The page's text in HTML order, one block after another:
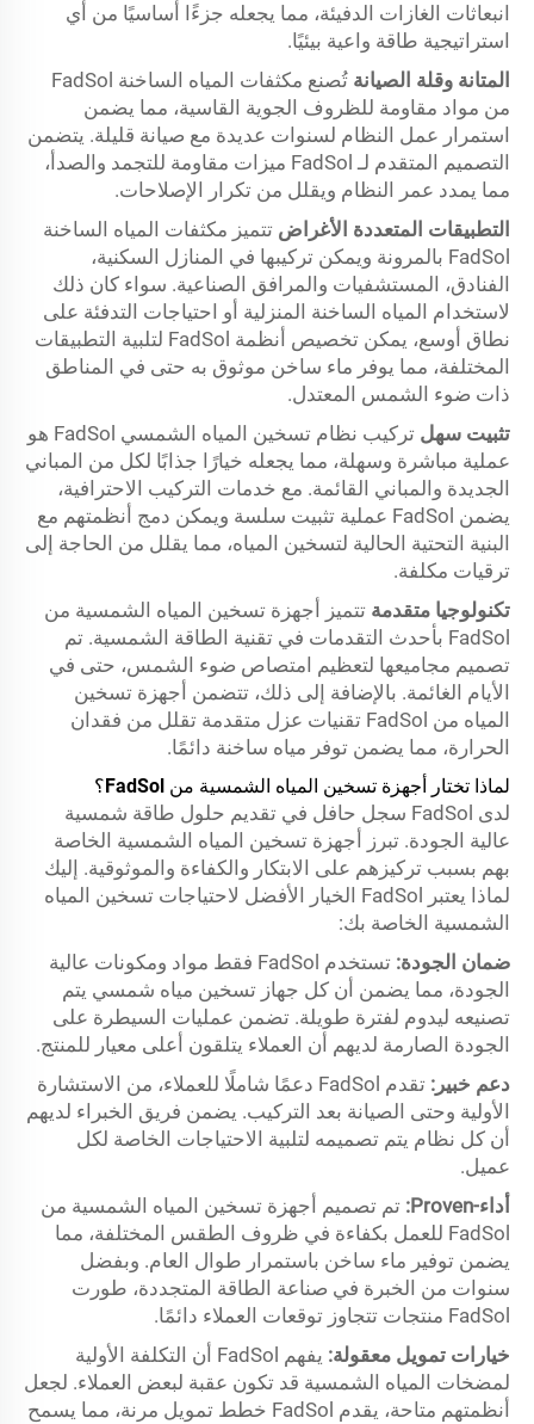
انبعاثات الغازات الدفيئة، مما يجعله جزءًا أساسيًا من أي
استراتيجية طاقة واعية بيئيًا.
المتانة وقلة الصيانة
تُصنع مكثفات المياه الساخنة FadSol
من مواد مقاومة للظروف الجوية القاسية، مما يضمن
استمرار عمل النظام لسنوات عديدة مع صيانة قليلة. يتضمن
التصميم المتقدم لـ FadSol ميزات مقاومة للتجمد والصدأ،
مما يمدد عمر النظام ويقلل من تكرار الإصلاحات.
التطبيقات المتعددة الأغراض تتميز مكثفات المياه الساخنة
FadSol بالمرونة ويمكن تركيبها في المنازل السكنية،
الفنادق، المستشفيات والمرافق الصناعية. سواء كان ذلك
لاستخدام المياه الساخنة المنزلية أو احتياجات التدفئة على
نطاق أوسع، يمكن تخصيص أنظمة FadSol لتلبية التطبيقات
المختلفة، مما يوفر ماء ساخن موثوق به حتى في المناطق
ذات ضوء الشمس المعتدل.
تثبيت سهل
تركيب نظام تسخين المياه الشمسي FadSol هو
عملية مباشرة وسهلة، مما يجعله خيارًا جذابًا لكل من المباني
الجديدة والمباني القائمة. مع خدمات التركيب الاحترافية،
يضمن FadSol عملية تثبيت سلسة ويمكن دمج أنظمتهم مع
البنية التحتية الحالية لتسخين المياه، مما يقلل من الحاجة إلى
ترقيات مكلفة.
تكنولوجيا متقدمة تتميز أجهزة تسخين المياه الشمسية من
FadSol بأحدث التقدمات في تقنية الطاقة الشمسية. تم
تصميم مجاميعها لتعظيم امتصاص ضوء الشمس، حتى في
الأيام الغائمة. بالإضافة إلى ذلك، تتضمن أجهزة تسخين
المياه من FadSol تقنيات عزل متقدمة تقلل من فقدان
الحرارة، مما يضمن توفر مياه ساخنة دائمًا.
لماذا تختار أجهزة تسخين المياه الشمسية من FadSol؟
لدى FadSol سجل حافل في تقديم حلول طاقة شمسية
عالية الجودة. تبرز أجهزة تسخين المياه الشمسية الخاصة
بهم بسبب تركيزهم على الابتكار والكفاءة والموثوقية. إليك
لماذا يعتبر FadSol الخيار الأفضل لاحتياجات تسخين المياه
الشمسية الخاصة بك:
ضمان الجودة:
تستخدم FadSol فقط مواد ومكونات عالية
الجودة، مما يضمن أن كل جهاز تسخين مياه شمسي يتم
تصنيعه ليدوم لفترة طويلة. تضمن عمليات السيطرة على
الجودة الصارمة لديهم أن العملاء يتلقون أعلى معيار للمنتج.
دعم خبير:
تقدم FadSol دعمًا شاملًا للعملاء، من الاستشارة
الأولية وحتى الصيانة بعد التركيب. يضمن فريق الخبراء لديهم
أن كل نظام يتم تصميمه لتلبية الاحتياجات الخاصة لكل
عميل.
أداء-Proven:
تم تصميم أجهزة تسخين المياه الشمسية من
FadSol للعمل بكفاءة في ظروف الطقس المختلفة، مما
يضمن توفير ماء ساخن باستمرار طوال العام. وبفضل
سنوات من الخبرة في صناعة الطاقة المتجددة، طورت
FadSol منتجات تتجاوز توقعات العملاء دائمًا.
خيارات تمويل معقولة:
يفهم FadSol أن التكلفة الأولية
لمضخات المياه الشمسية قد تكون عقبة لبعض العملاء. لجعل
أنظمتهم متاحة، يقدم FadSol خطط تمويل مرنة، مما يسمح